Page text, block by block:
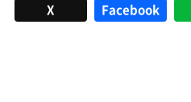
X Facebook